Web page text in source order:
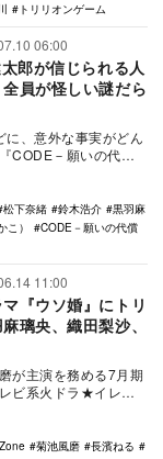
トリリオンゲーム
06:00
郎が信じられる人
員が怪しい謎だら
に、意外な事実がどん
CODE－願いの代償
本テレビ系）。 “ど
松下奈緒 鈴木浩介
黒羽麻
こ）
CODE－願いの代償
11:00
『ウソ婚』にトリ
璃央、織田梨沙、
が主演を務める7月期
ビ系火ドラ★イレブ
ストとして、トリン
菊池風磨
長濱ねる